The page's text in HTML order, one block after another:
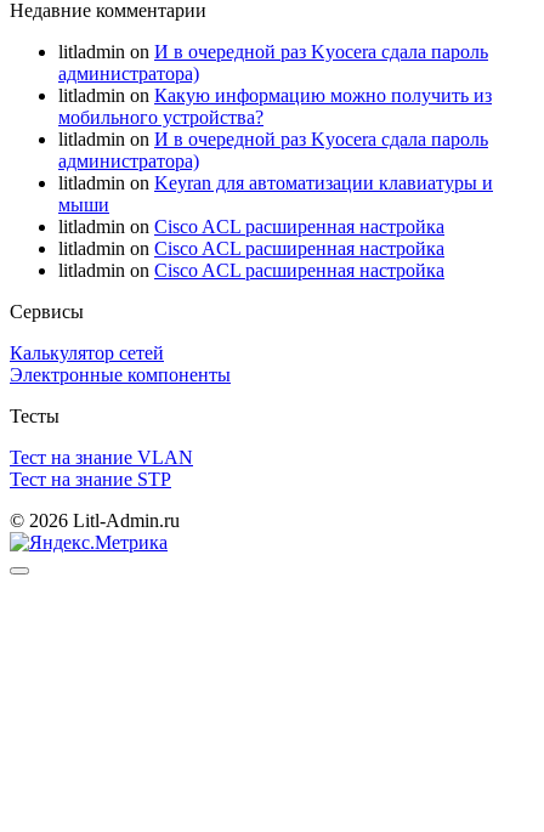
Недавние комментарии
litladmin on И в очередной раз Kyocera сдала пароль
администратора)
litladmin on Какую информацию можно получить из
мобильного устройства?
litladmin on И в очередной раз Kyocera сдала пароль
администратора)
litladmin on Keyran для автоматизации клавиатуры и
мыши
litladmin on Cisco ACL расширенная настройка
litladmin on Cisco ACL расширенная настройка
litladmin on Cisco ACL расширенная настройка
Сервисы
Калькулятор сетей
Электронные компоненты
Тесты
Тест на знание VLAN
Тест на знание STP
© 2026 Litl-Admin.ru